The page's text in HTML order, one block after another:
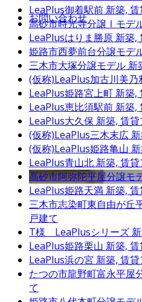
お問い合わせ
LeaPlus御着駅前 新築,
高砂市時光寺分譲Ⅰモデ
LeaPlusはりま勝原 新築,
姫路市西夢前台分譲モデ
三木市大塚分譲モデル 新
(仮称)LeaPlus加古川美乃
LeaPlus姫路宮上町 新築,
LeaPlus恵比須駅前 新築,
LeaPlus大久保 新築, 賃貸
(仮称)LeaPlus三木末広
(仮称)LeaPlus姫路亀山
LeaPlus青山北 新築, 賃貸
高砂市阿弥陀平屋分譲モ
LeaPlus姫路天満 新築,
三木市志染町東自由が丘
戸建て
T様 LeaPlusシリーズ
LeaPlus姫路栗山 新築,
LeaPlus浜の宮 新築, 賃貸
たつの市龍野町富永平屋
て